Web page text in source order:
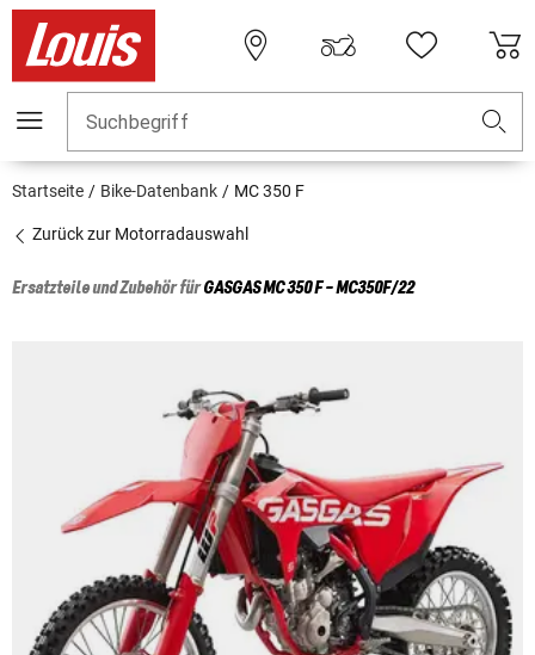
Suchbegriff
Startseite Bike-Datenbank MC 350 F
Zurück zur Motorradauswahl
Ersatzteile und Zubehör fürGASGASMC 350 F - MC350F/22